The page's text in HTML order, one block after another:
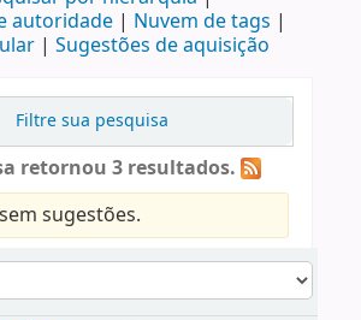
autoridade
Nuvem de tags
Sugestões de aquisição
Filtre sua pesquisa
retornou 3 resultados.
sugestões.